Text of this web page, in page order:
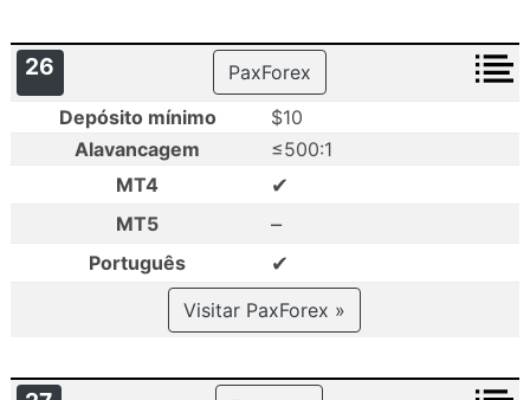
26
PaxForex
Depósito mínimo
$10
Alavancagem
≤500:1
MT4
✔
MT5 –
Português ✔
Visitar PaxForex »